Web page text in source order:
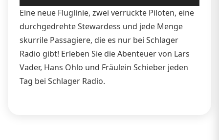
Player
Eine neue Fluglinie, zwei verrückte Piloten, eine
durchgedrehte Stewardess und jede Menge
skurrile Passagiere, die es nur bei Schlager
Radio gibt! Erleben Sie die Abenteuer von Lars
Vader, Hans Ohlo und Fräulein Schieber jeden
Tag bei Schlager Radio.